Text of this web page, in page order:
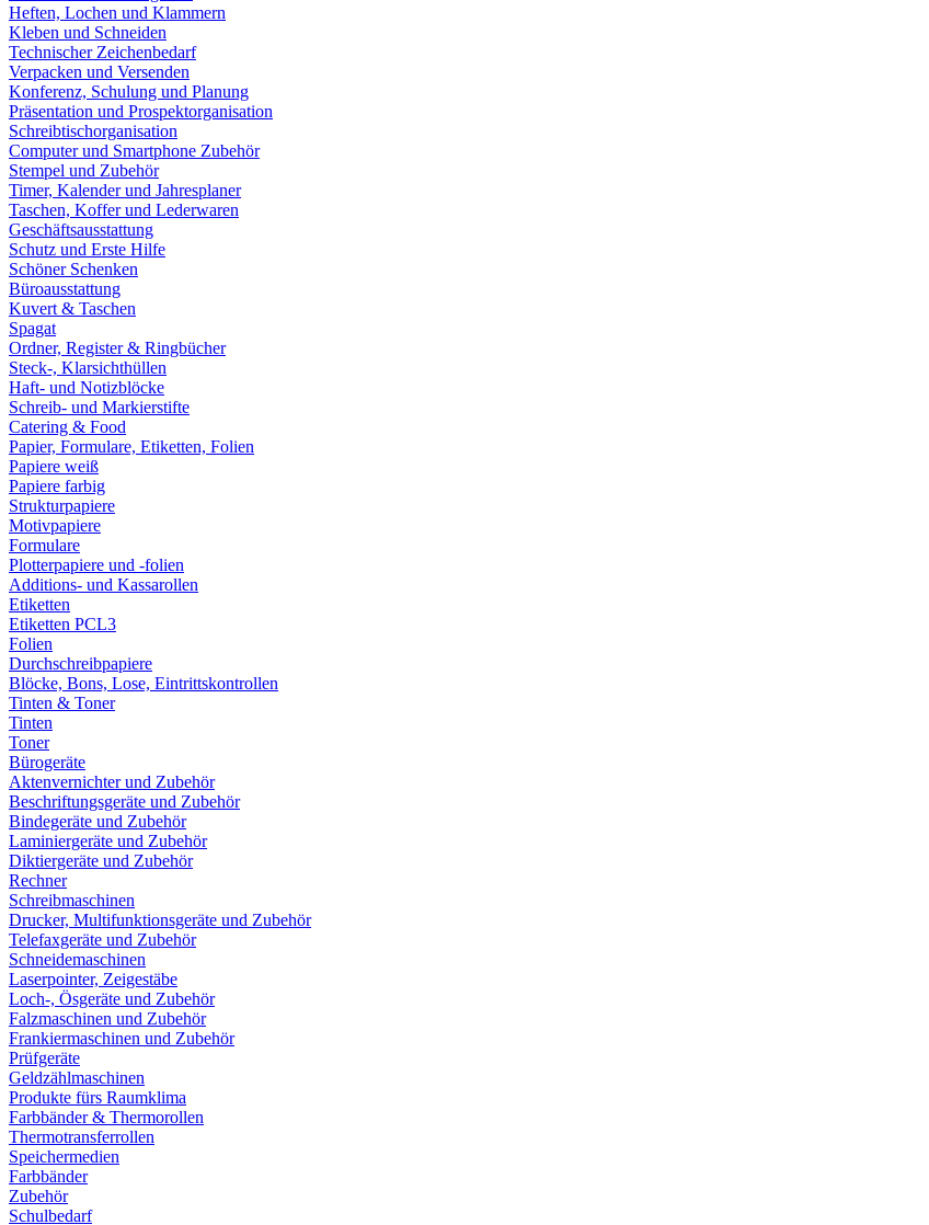
Heften, Lochen und Klammern
Kleben und Schneiden
Technischer Zeichenbedarf
Verpacken und Versenden
Konferenz, Schulung und Planung
Präsentation und Prospektorganisation
Schreibtischorganisation
Computer und Smartphone Zubehör
Stempel und Zubehör
Timer, Kalender und Jahresplaner
Taschen, Koffer und Lederwaren
Geschäftsausstattung
Schutz und Erste Hilfe
Schöner Schenken
Büroausstattung
Kuvert & Taschen
Spagat
Ordner, Register & Ringbücher
Steck-, Klarsichthüllen
Haft- und Notizblöcke
Schreib- und Markierstifte
Catering & Food
Papier, Formulare, Etiketten, Folien
Papiere weiß
Papiere farbig
Strukturpapiere
Motivpapiere
Formulare
Plotterpapiere und -folien
Additions- und Kassarollen
Etiketten
Etiketten PCL3
Folien
Durchschreibpapiere
Blöcke, Bons, Lose, Eintrittskontrollen
Tinten & Toner
Tinten
Toner
Bürogeräte
Aktenvernichter und Zubehör
Beschriftungsgeräte und Zubehör
Bindegeräte und Zubehör
Laminiergeräte und Zubehör
Diktiergeräte und Zubehör
Rechner
Schreibmaschinen
Drucker, Multifunktionsgeräte und Zubehör
Telefaxgeräte und Zubehör
Schneidemaschinen
Laserpointer, Zeigestäbe
Loch-, Ösgeräte und Zubehör
Falzmaschinen und Zubehör
Frankiermaschinen und Zubehör
Prüfgeräte
Geldzählmaschinen
Produkte fürs Raumklima
Farbbänder & Thermorollen
Thermotransferrollen
Speichermedien
Farbbänder
Zubehör
Schulbedarf